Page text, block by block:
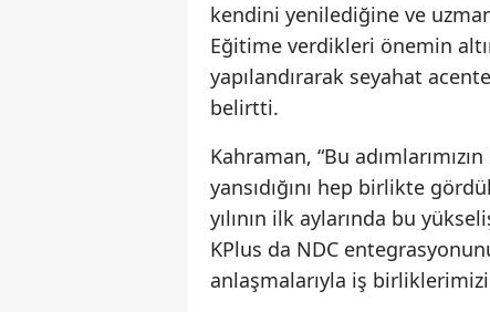
kendini yenilediğine ve
Eğitime verdikleri önemin
yapılandırarak seyahat
belirtti.
Kahraman, “Bu
yansıdığını hep birlikte
yılının ilk aylarında bu
KPlus da NDC
anlaşmalarıyla iş